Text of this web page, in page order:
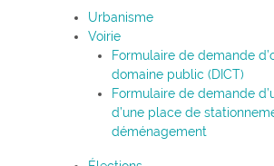
Urbanisme
Voirie
Formulaire de demande
domaine public (DICT)
Formulaire de demande
d’une place de
déménagement